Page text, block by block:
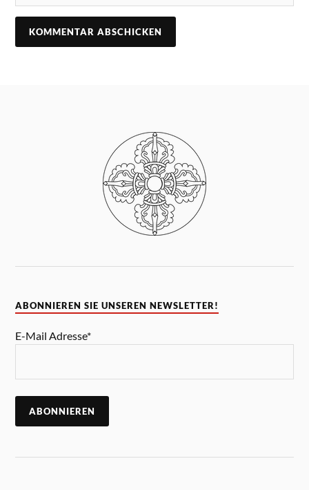
ABONNIEREN SIE UNSEREN NEWSLETTER!
E-Mail Adresse*